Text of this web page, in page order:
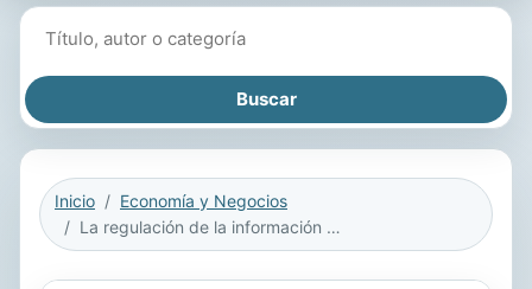
Inicio
Economía y Negocios
La regulación de la información contable en España